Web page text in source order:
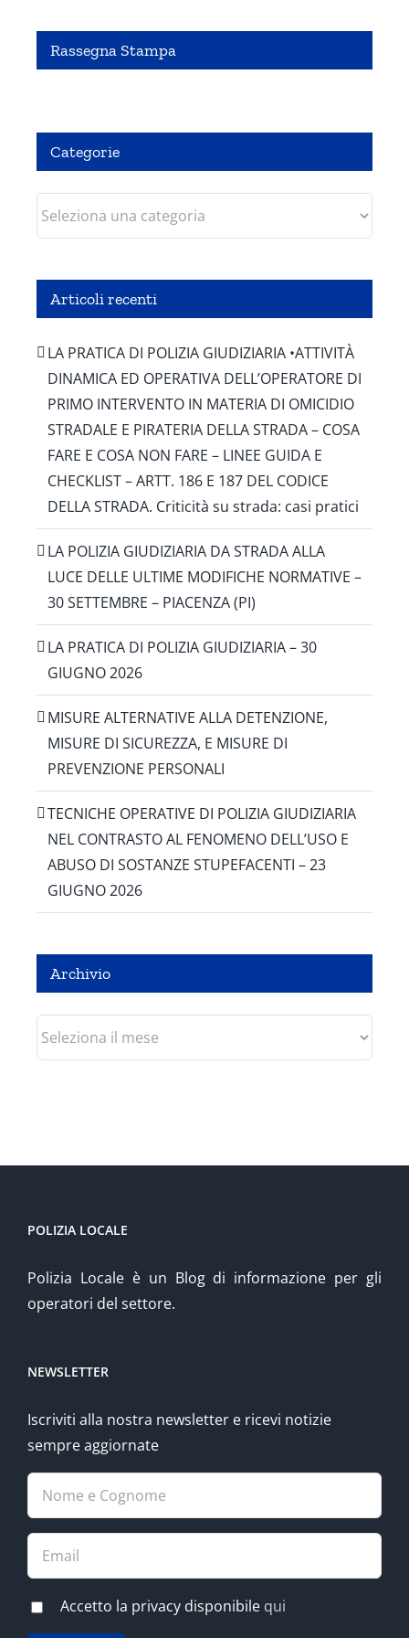
Rassegna Stampa
Pubbliredazionale – Crocevia 07 Agosto 2020
Categorie
Categorie
Articoli recenti
LA PRATICA DI POLIZIA GIUDIZIARIA •ATTIVITÀ
DINAMICA ED OPERATIVA DELL’OPERATORE DI
PRIMO INTERVENTO IN MATERIA DI OMICIDIO
STRADALE E PIRATERIA DELLA STRADA – COSA
FARE E COSA NON FARE – LINEE GUIDA E
CHECKLIST – ARTT. 186 E 187 DEL CODICE
DELLA STRADA. Criticità su strada: casi pratici
LA POLIZIA GIUDIZIARIA DA STRADA ALLA
LUCE DELLE ULTIME MODIFICHE NORMATIVE –
30 SETTEMBRE – PIACENZA (PI)
LA PRATICA DI POLIZIA GIUDIZIARIA – 30
GIUGNO 2026
MISURE ALTERNATIVE ALLA DETENZIONE,
MISURE DI SICUREZZA, E MISURE DI
PREVENZIONE PERSONALI
TECNICHE OPERATIVE DI POLIZIA GIUDIZIARIA
NEL CONTRASTO AL FENOMENO DELL’USO E
ABUSO DI SOSTANZE STUPEFACENTI – 23
GIUGNO 2026
Archivio
Archivio
POLIZIA LOCALE
Polizia Locale è un Blog di informazione per gli
operatori del settore.
NEWSLETTER
Iscriviti alla nostra newsletter e ricevi notizie
sempre aggiornate
Accetto la privacy disponibile qui